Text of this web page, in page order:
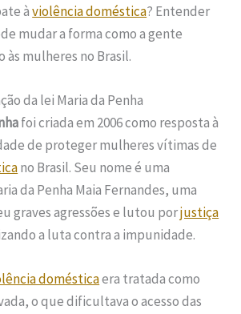
àviolência doméstica? Entender
mudar a forma como a gente
às mulheres no Brasil.
da lei Maria da Penha
foi criada em 2006 como resposta à
de proteger mulheres vítimas de
no Brasil. Seu nome é uma
da Penha Maia Fernandes, uma
graves agressões e lutou porjustiça
a luta contra a impunidade.
domésticaera tratada como
o que dificultava o acesso das